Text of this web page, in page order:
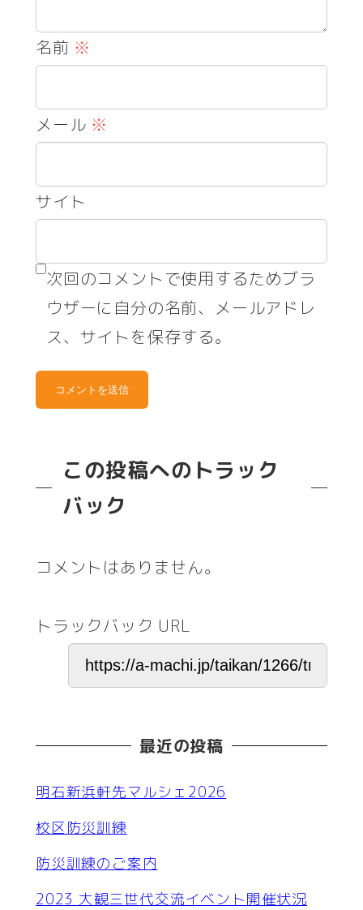
名前 ※
メール ※
サイト
次回のコメントで使用するためブラ
ウザーに自分の名前、メールアドレ
ス、サイトを保存する。
この投稿へのトラック
バック
コメントはありません。
トラックバック URL
最近の投稿
明石新浜軒先マルシェ2026
校区防災訓練
防災訓練のご案内
2023 大観三世代交流イベント開催状況